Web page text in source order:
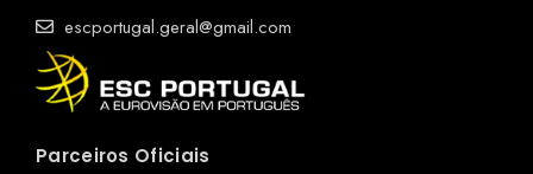
escportugal.geral@gmail.com
Parceiros Oficiais